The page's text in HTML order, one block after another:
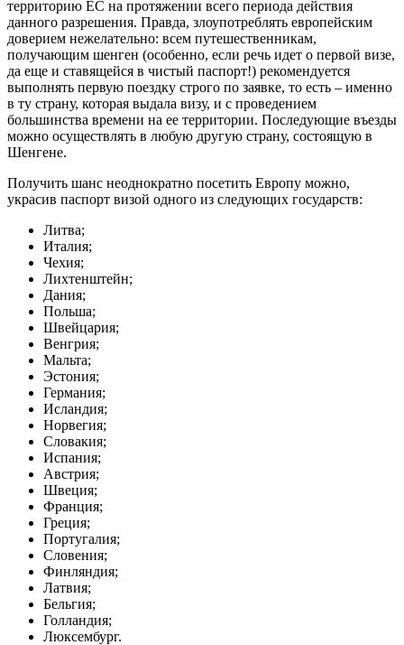
территорию ЕС на протяжении всего периода действия
данного разрешения. Правда, злоупотреблять европейским
доверием нежелательно: всем путешественникам,
получающим шенген (особенно, если речь идет о первой визе,
да еще и ставящейся в чистый паспорт!) рекомендуется
выполнять первую поездку строго по заявке, то есть – именно
в ту страну, которая выдала визу, и с проведением
большинства времени на ее территории. Последующие въезды
можно осуществлять в любую другую страну, состоящую в
Шенгене.
Получить шанс неоднократно посетить Европу можно,
украсив паспорт визой одного из следующих государств:
Литва;
Италия;
Чехия;
Лихтенштейн;
Дания;
Польша;
Швейцария;
Венгрия;
Мальта;
Эстония;
Германия;
Исландия;
Норвегия;
Словакия;
Испания;
Австрия;
Швеция;
Франция;
Греция;
Португалия;
Словения;
Финляндия;
Латвия;
Бельгия;
Голландия;
Люксембург.